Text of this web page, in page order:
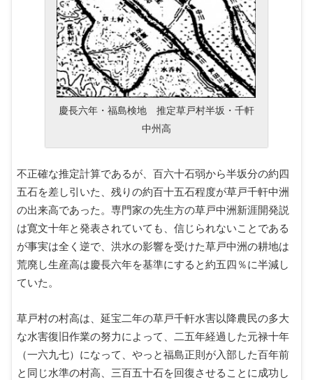
慶長六年・福島検地 推定草戸村半坂・千軒
中州高
不正確な推定計算であるが、百六十石弱から半坂分の約四
五石を差し引いた、残りの約百十五石程度が草戸千軒中洲
の出来高であった。専門家の先生方の草戸中洲新涯開発説
は寛文十年と発表されていても、信じられないことである
が事実は全く逆で、洪水の影響を受けた草戸中洲の耕地は
荒廃し生産高は慶長六年を基準にすると約五四％に半減し
ていた。
草戸村の村高は、延宝二年の草戸千軒水害以降農民の多大
な水害復旧作業の努力によって、二五年経過した元禄十年
（一六九七）になって、やっと福島正則が入部した百年前
と同じ水準の村高、三百五十石を回復させることに成功し